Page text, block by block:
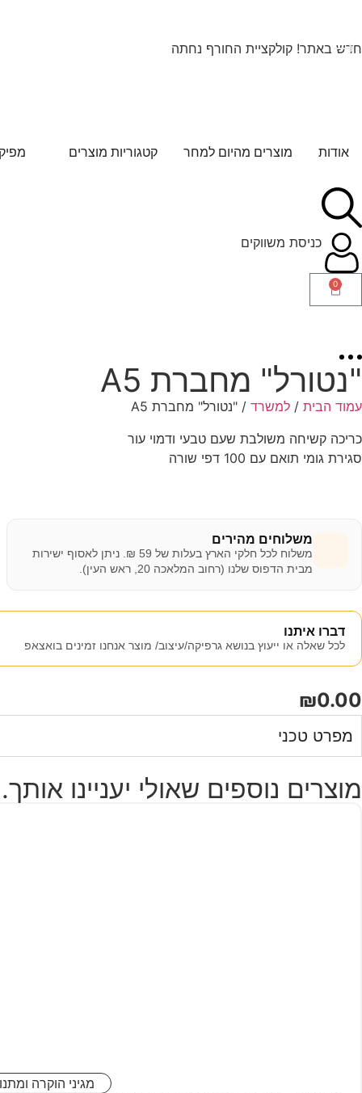
חדש באתר! קולקציית החורף נחתה
אודות מוצרים מהיום למחר קטגוריות מוצרים
כניסת משווקים
0
"נטורל" מחברת A5
עמוד הבית / למשרד / "נטורל" מחברת A5
כריכה קשיחה משולבת שעם טבעי ודמוי עור
סגירת גומי תואם עם 100 דפי שורה
משלוחים מהירים
משלוח לכל חלקי הארץ בעלות של 59 ₪. ניתן לאסוף ישירות
מבית הדפוס שלנו (רחוב המלאכה 20, ראש העין).
דברו איתנו
לכל שאלה או ייעוץ בנושא גרפיקה/עיצוב/ מוצר אנחנו זמינים בואצאפ
₪0.00
מפרט טכני
מוצרים נוספים שאולי יעניינו
מגיני הוקרה